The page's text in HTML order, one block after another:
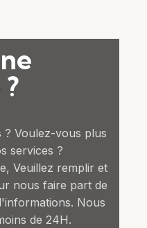
? Voulez-vous plus
services ?
Veuillez remplir et
nous faire part de
Nous
de 24H.